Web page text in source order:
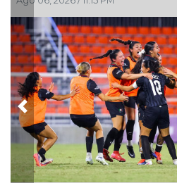
Previous